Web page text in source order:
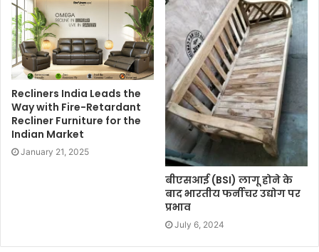
Recliners India Leads the
Way with Fire-Retardant
Recliner Furniture for the
Indian Market
January 21, 2025
बीएसआई (BSI) लागू होने के
बाद भारतीय फर्नीचर उद्योग पर
प्रभाव
July 6, 2024